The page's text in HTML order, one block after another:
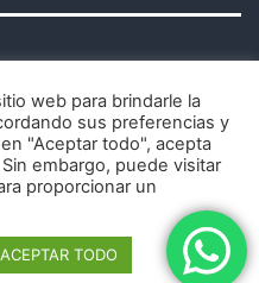
privacidad
web para brindarle la
sus preferencias y
"Aceptar todo", acepta
embargo, puede visitar
proporcionar un
ACEPTAR TODO